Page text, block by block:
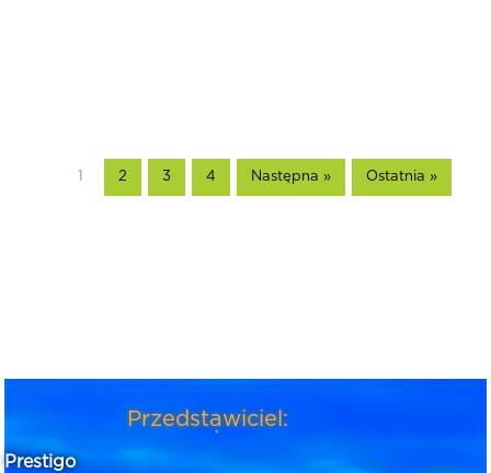
2 3 4 Następna » Ostatnia »
Przedstawiciel:
Prestigo